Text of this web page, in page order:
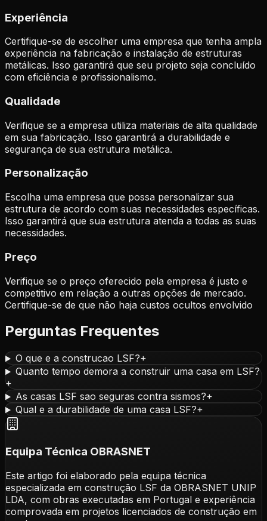
Experiência
Certifique-se de escolher uma empresa que tenha ampla
experiência na fabricação e instalação de estruturas
metálicas. Isso garantirá que seu projeto seja concluído
com eficiência e profissionalismo.
Qualidade
Verifique se a empresa utiliza materiais de alta qualidade
em sua fabricação. Isso garantirá a durabilidade e
segurança de sua estrutura metálica.
Personalização
Escolha uma empresa que possa personalizar sua
estrutura de acordo com suas necessidades específicas.
Isso garantirá que sua estrutura atenda a todas as suas
necessidades.
Preço
Verifique se o preço oferecido pela empresa é justo e
competitivo em relação a outras opções de mercado.
Certifique-se de que não haja custos ocultos envolvido
Perguntas Frequentes
O que e a construcao LSF?+
Quanto tempo demora a construir uma casa em LSF?
+
As casas LSF sao seguras contra sismos?+
Qual e a durabilidade de uma casa LSF?+
Equipa Técnica OBRASNET
Este artigo foi elaborado pela equipa técnica
especializada em construção LSF da OBRASNET UNIP
LDA, com obras executadas em Portugal e experiência
comprovada em projetos licenciados de construção em